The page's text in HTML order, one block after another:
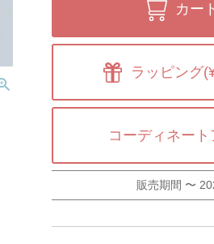
カー
ラッピング
コーディネー
販売期間 〜